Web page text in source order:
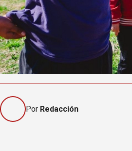
Por Redacción